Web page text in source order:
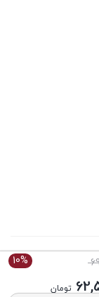
10%
قیمت
اصلی:تومان
و ذکر «منبع» کافیست.